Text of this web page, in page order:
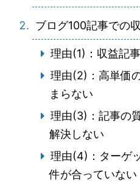
ブログ100記事での
理由(1)：収益記
理由(2)：高単価
まらない
理由(3)：記事の
解決しない
理由(4)：ターゲ
件が合っていない